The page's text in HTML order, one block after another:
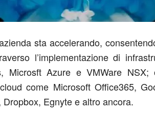
sta accelerando,
l’implementazione di
Microsft Azure e VMWare
come Microsoft Office365,
Egnyte e altro ancora.